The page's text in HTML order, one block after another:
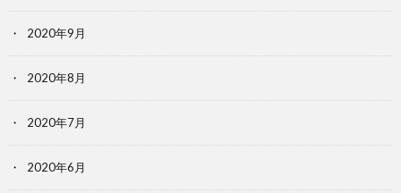
2020年9月
2020年8月
2020年7月
2020年6月